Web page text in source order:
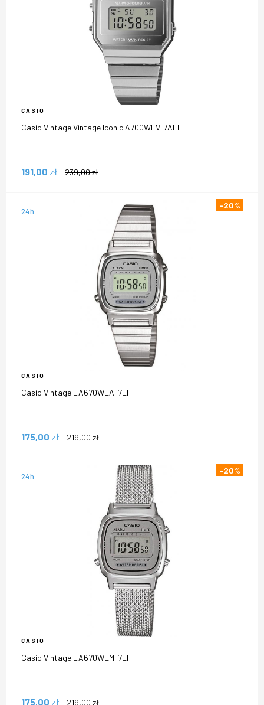
CASIO
Casio Vintage Vintage Iconic A700WEV-7AEF
191,00 zł 239,00zł
24h
-20%
CASIO
Casio Vintage LA670WEA-7EF
175,00 zł 219,00zł
24h
-20%
CASIO
Casio Vintage LA670WEM-7EF
175,00 zł 219,00zł